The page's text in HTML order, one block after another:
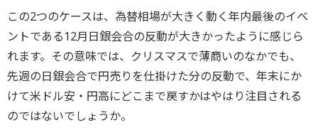
この2つのケースは、為替相場が大きく動く年内最後のイベ
ントである12月日銀会合の反動が大きかったように感じら
れます。その意味では、クリスマスで薄商いのなかでも、
先週の日銀会合で円売りを仕掛けた分の反動で、年末にか
けて米ドル安・円高にどこまで戻すかはやはり注目される
のではないでしょうか。